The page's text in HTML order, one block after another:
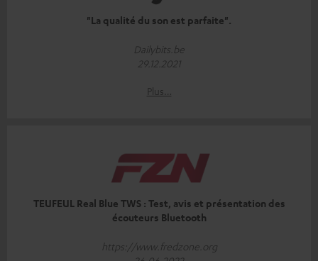
"La qualité du son est parfaite".
Dailybits.be
29.12.2021
Plus…
TEUFEUL Real Blue TWS : Test, avis et présentation des
écouteurs Bluetooth
https://www.fredzone.org